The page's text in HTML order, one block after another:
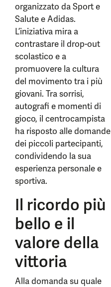
organizzato da Sport e
Salute e Adidas.
L’iniziativa mira a
contrastare il drop-out
scolastico e a
promuovere la cultura
del movimento tra i più
giovani. Tra sorrisi,
autografi e momenti di
gioco, il centrocampista
ha risposto alle domande
dei piccoli partecipanti,
condividendo la sua
esperienza personale e
sportiva.
Il ricordo più
bello e il
valore della
vittoria
Alla domanda su quale